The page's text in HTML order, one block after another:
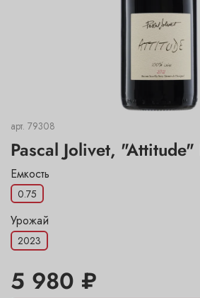
арт. 79308
Pascal Jolivet,
Емкость
0.75
Урожай
2023
5 980 ₽